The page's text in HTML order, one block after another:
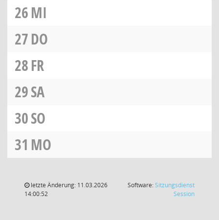
26MI
27DO
28FR
29SA
30SO
31 MO
letzte Änderung: 11.03.2026
14:00:52
Software:Sitzungsdienst
Session(Wird in